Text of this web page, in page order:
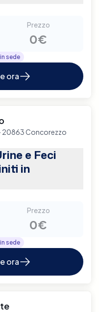
Prezzo
0€
sede
ora
20863 Concorezzo
e Feci
in
Prezzo
0€
sede
ora